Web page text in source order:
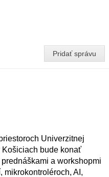
Pridať správu
Univerzitnej
Košiciach bude konať
a workshopmi
mikrokontroléroch, AI,